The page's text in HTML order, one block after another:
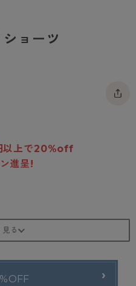
ョーツ
以上で20%off
進呈!
とで、気になるぽっこりお腹もす